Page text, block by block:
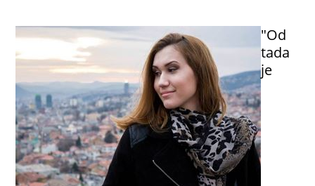
"Od
tada
je